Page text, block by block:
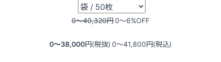
0〜40,320円0〜6%OFF
0〜38,000円(税抜) 0〜41,800円(税込)